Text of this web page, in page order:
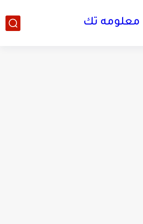
معلومه تك